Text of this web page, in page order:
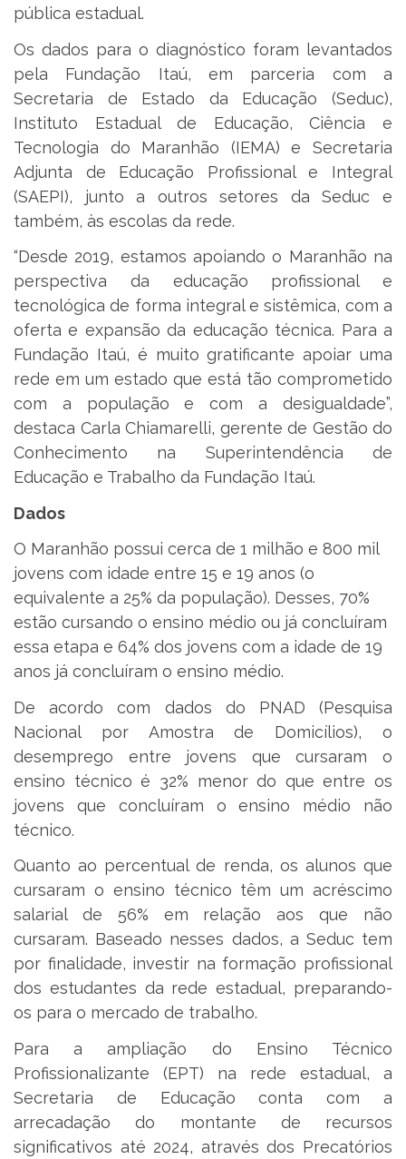
pública estadual.
Os dados para o diagnóstico foram levantados
pela Fundação Itaú, em parceria com a
Secretaria de Estado da Educação (Seduc),
Instituto Estadual de Educação, Ciência e
Tecnologia do Maranhão (IEMA) e Secretaria
Adjunta de Educação Profissional e Integral
(SAEPI), junto a outros setores da Seduc e
também, às escolas da rede.
“Desde 2019, estamos apoiando o Maranhão na
perspectiva da educação profissional e
tecnológica de forma integral e sistêmica, com a
oferta e expansão da educação técnica. Para a
Fundação Itaú, é muito gratificante apoiar uma
rede em um estado que está tão comprometido
com a população e com a desigualdade”,
destaca Carla Chiamarelli, gerente de Gestão do
Conhecimento na Superintendência de
Educação e Trabalho da Fundação Itaú.
Dados
O Maranhão possui cerca de 1 milhão e 800 mil
jovens com idade entre 15 e 19 anos (o
equivalente a 25% da população). Desses, 70%
estão cursando o ensino médio ou já concluíram
essa etapa e 64% dos jovens com a idade de 19
anos já concluíram o ensino médio.
De acordo com dados do PNAD (Pesquisa
Nacional por Amostra de Domicílios), o
desemprego entre jovens que cursaram o
ensino técnico é 32% menor do que entre os
jovens que concluíram o ensino médio não
técnico.
Quanto ao percentual de renda, os alunos que
cursaram o ensino técnico têm um acréscimo
salarial de 56% em relação aos que não
cursaram. Baseado nesses dados, a Seduc tem
por finalidade, investir na formação profissional
dos estudantes da rede estadual, preparando-
os para o mercado de trabalho.
Para a ampliação do Ensino Técnico
Profissionalizante (EPT) na rede estadual, a
Secretaria de Educação conta com a
arrecadação do montante de recursos
significativos até 2024, através dos Precatórios